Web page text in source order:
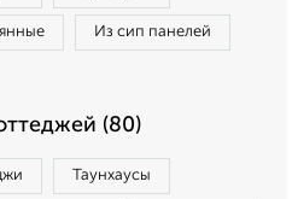
Из сип панелей
(80)
Таунхаусы